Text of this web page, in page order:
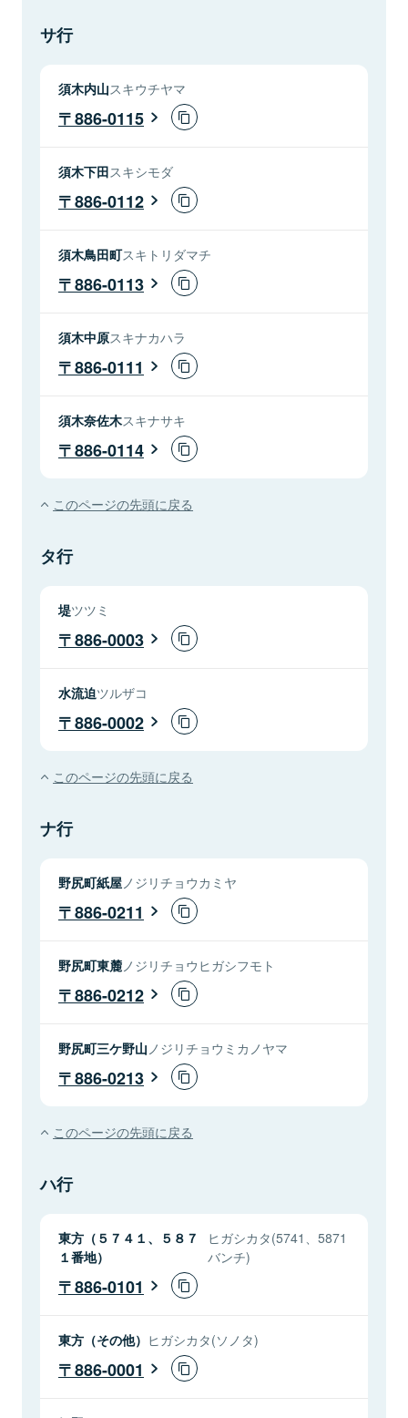
サ行
須木内山スキウチヤマ
886-0115
須木下田スキシモダ
886-0112
須木鳥田町スキトリダマチ
886-0113
須木中原スキナカハラ
886-0111
須木奈佐木スキナサキ
886-0114
このページの先頭に戻る
タ行
堤ツツミ
886-0003
水流迫ツルザコ
886-0002
このページの先頭に戻る
ナ行
野尻町紙屋 ノジリチョウカミヤ
886-0211
野尻町東麓 ノジリチョウヒガシフモト
886-0212
野尻町三ケ野山 ノジリチョウミカノヤマ
886-0213
このページの先頭に戻る
ハ行
東方（５７４１、５８７
１番地）
ヒガシカタ(5741、5871
バンチ)
886-0101
東方（その他） ヒガシカタ(ソノタ)
886-0001